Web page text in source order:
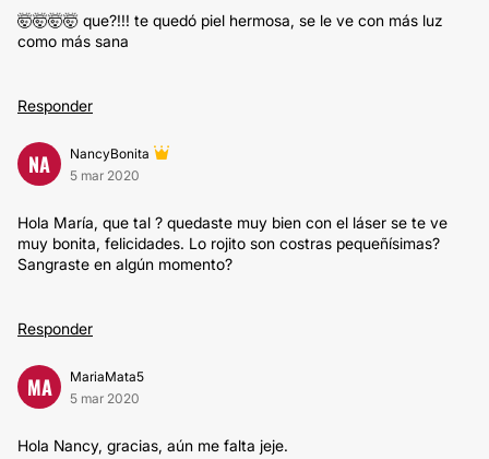
🤯🤯🤯🤯 que?!!! te quedó piel hermosa, se le ve con más luz
como más sana
Responder
NA
NancyBonita
5 mar 2020
Hola María, que tal ? quedaste muy bien con el láser se te ve
muy bonita, felicidades. Lo rojito son costras pequeñísimas?
Sangraste en algún momento?
Responder
MA
MariaMata5
5 mar 2020
Hola Nancy, gracias, aún me falta jeje.